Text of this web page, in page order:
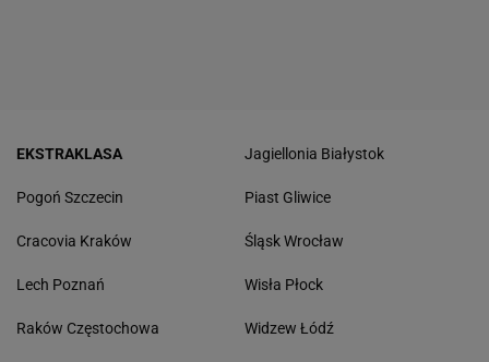
EKSTRAKLASA
Pogoń Szczecin
Cracovia Kraków
Lech Poznań
Raków Częstochowa
Jagiellonia Białystok
Piast Gliwice
Śląsk Wrocław
Wisła Płock
Widzew Łódź